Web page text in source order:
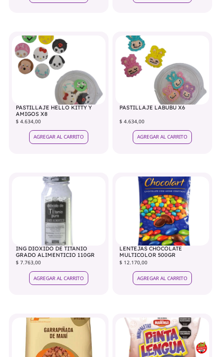
PASTILLAJE HELLO KITTY Y
AMIGOS X8
$ 4.634,00
AGREGAR AL CARRITO
PASTILLAJE LABUBU X6
$ 4.634,00
AGREGAR AL CARRITO
ING DIOXIDO DE TITANIO
GRADO ALIMENTICIO 110GR
$ 7.763,00
AGREGAR AL CARRITO
LENTEJAS CHOCOLATE
MULTICOLOR 500GR
$ 12.170,00
AGREGAR AL CARRITO